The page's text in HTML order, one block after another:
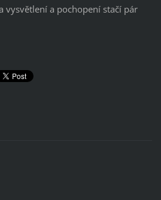
vysvětlení a pochopení stačí pár